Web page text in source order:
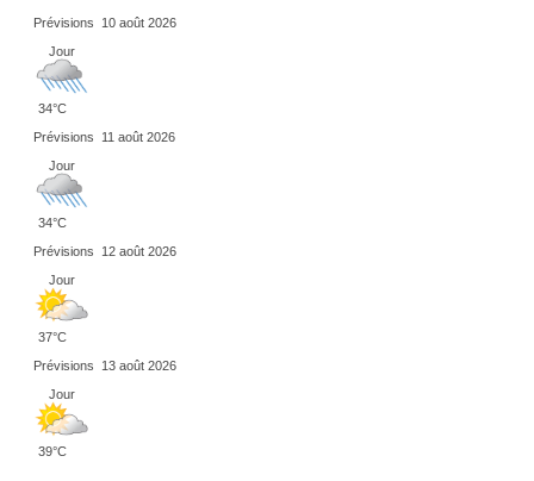
Prévisions
10 août 2026
Jour
34°C
Prévisions
11 août 2026
Jour
34°C
Prévisions
12 août 2026
Jour
37°C
Prévisions
13 août 2026
Jour
39°C